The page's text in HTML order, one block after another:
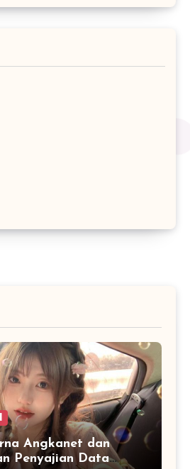
Angkanet dan
Penyajian Data